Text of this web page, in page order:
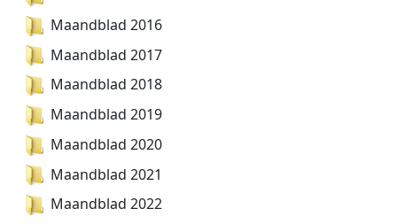
Maandblad 2016
Maandblad 2017
Maandblad 2018
Maandblad 2019
Maandblad 2020
Maandblad 2021
Maandblad 2022